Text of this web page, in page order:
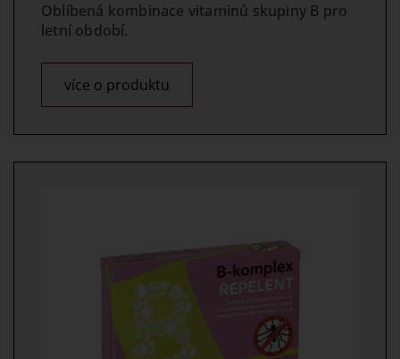
Oblíbená kombinace vitaminů skupiny B pro
letní období.
více o produktu